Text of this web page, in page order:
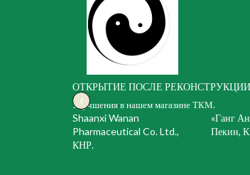
ОТКРЫТИЕ ПОСЛЕ РЕКОНСТРУКЦИИ
Улучшения в нашем магазине ТКМ.
‹
Shaanxi Wanan
Pharmaceutical Co. Ltd.,
КНР.
«Ганг
Пекин,